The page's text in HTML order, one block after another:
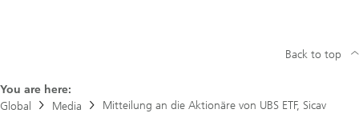
You are here:
Global
Media Mitteilung an die Aktionäre von UBS ETF, Sicav
Back to top